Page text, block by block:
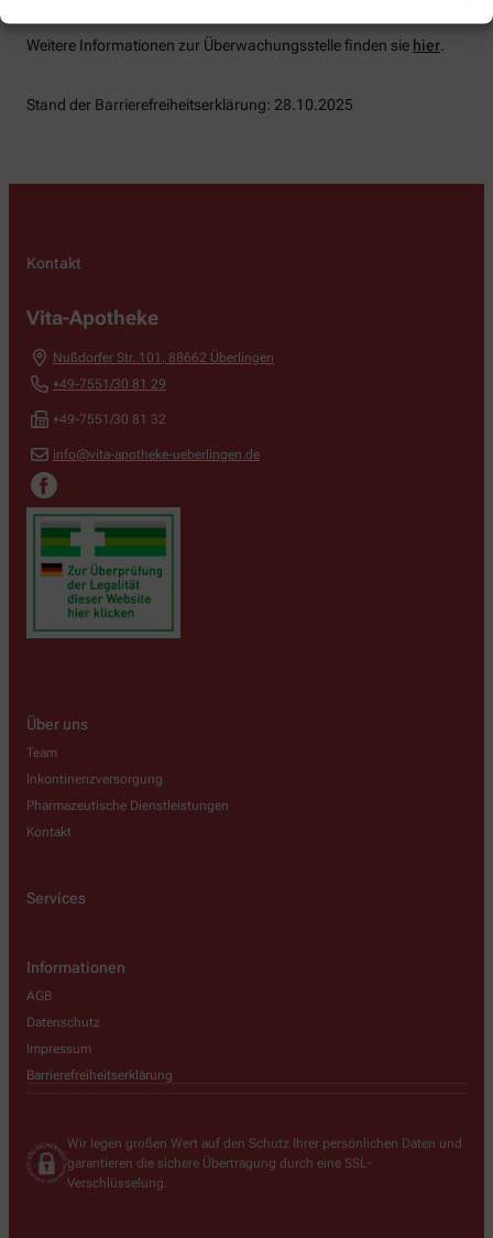
Weitere Informationen zur Überwachungsstelle finden sie hier
Stand der Barrierefreiheitserklärung: 28.10.2025
Kontakt
Vita-Apotheke
Nußdorfer Str. 101 88662 Überlingen
+49-7551/30 81 29
+49-7551/30 81 32
info@vita-apotheke-ueberlingen.de
Über uns
Team
Inkontinenzversorgung
Pharmazeutische Dienstleistungen
Kontakt
Services
Informationen
AGB
Datenschutz
Impressum
Barrierefreiheitserklärung
Wir legen großen Wert auf den Schutz Ihrer persönlichen Daten und
garantieren die sichere Übertragung durch eine SSL-
Verschlüsselung.